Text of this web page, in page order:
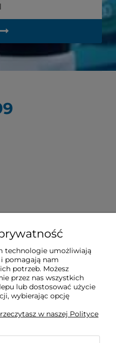
technologie umożliwiają
i pomagają nam
potrzeb. Możesz
przez nas wszystkich
lub dostosować użycie
wybierając opcję
w naszej Polityce